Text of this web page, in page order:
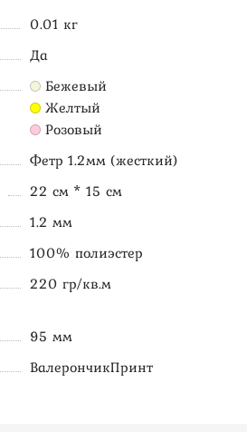
0.01 кг
Да
Бежевый
Желтый
Розовый
Фетр 1.2мм (жесткий)
22 см * 15 см
1.2 мм
100% полиэстер
220 гр/кв.м
95 мм
ВалерончикПринт